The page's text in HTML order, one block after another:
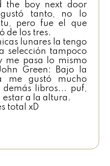
the boy next door
tanto, no lo
pero fue el que
de los tres.
lunares la tengo
selección tampoco
me pasa lo mismo
Green: Bajo la
me gustó mucho
demás libros... puf,
estar a la altura.
total xD